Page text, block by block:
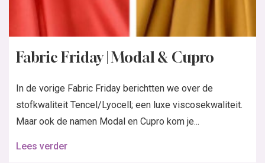
Fabric Friday | Modal & Cupro
In de vorige Fabric Friday berichtten we over de
stofkwaliteit Tencel/Lyocell; een luxe viscosekwaliteit.
Maar ook de namen Modal en Cupro kom je...
Lees verder